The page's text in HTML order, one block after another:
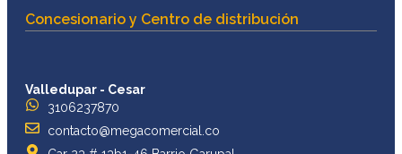
Concesionario y Centro de distribución
Valledupar - Cesar
3106237870
contacto@megacomercial.co